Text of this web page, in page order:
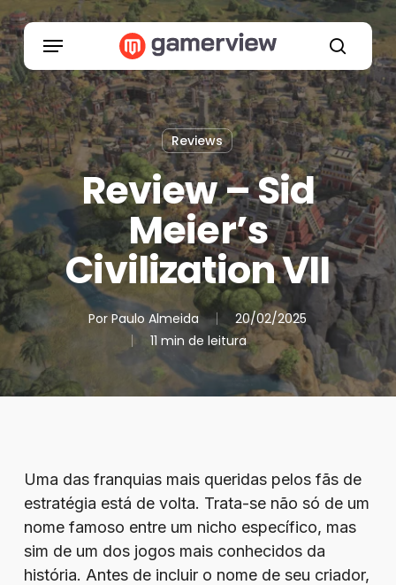
Skip
to
main
content
search
Menu
Reviews
Review – Sid
Meier’s
Civilization VII
Por Paulo Almeida
20/02/2025
11 min de leitura
Uma das franquias mais queridas pelos fãs de
estratégia está de volta. Trata-se não só de um
nome famoso entre um nicho específico, mas
sim de um dos jogos mais conhecidos da
história. Antes de incluir o nome de seu criador,